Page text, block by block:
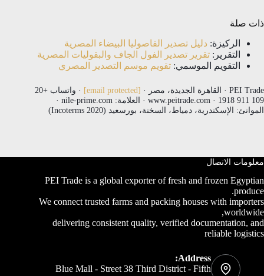
ذات صلة
الركيزة: دليل تصدير الفاصوليا البيضاء المصرية
التقرير: تقرير تصدير الفول الجاف والبقوليات المصرية
التقويم الموسمي: تقويم موسم التصدير المصري
PEI Trade · القاهرة الجديدة، مصر · [email protected]
· واتساب +20
109 911 1918 · www.peitrade.com · العلامة: nile-prime.com ·
الموانئ: الإسكندرية، دمياط، السخنة، بورسعيد (Incoterms 2020)
معلومات الاتصال
PEI Trade is a global exporter of fresh and frozen Egyptian
produce.
We connect trusted farms and packing houses with importers
worldwide,
delivering consistent quality, verified documentation, and
reliable logistics
Address:
Blue Mall - Street 38 Third District - Fifth